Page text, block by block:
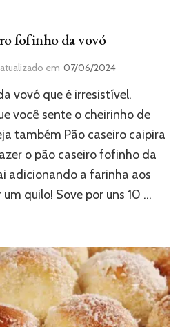
fofinho da vovó
atualizado em 07/06/2024
vovó que é irresistível.
você sente o cheirinho de
também Pão caseiro caipira
o pão caseiro fofinho da
adicionando a farinha aos
quilo! Sove por uns 10 …